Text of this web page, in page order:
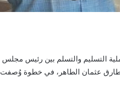
التسليم والتسلم بين رئيس مجلس
طارق عثمان الطاهر، في خطوة وُصفت